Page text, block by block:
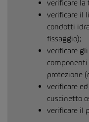
verificare la
verificare il
condotti
fissaggio);
verificare
protezione
verificare
cuscinetto
verificare il